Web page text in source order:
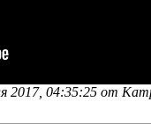
2017, 04:35:25 от